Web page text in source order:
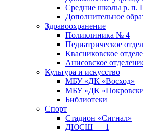
Средние школы р. п.
Дополнительное
Здравоохранение
Поликлиника № 4
Педиатрическое
Квасниковское
Анисовское
Культура и искусство
МБУ «ДК «Восход»
МБУ «ДК
Библиотеки
Спорт
Стадион «Сигнал»
ДЮСШ — 1